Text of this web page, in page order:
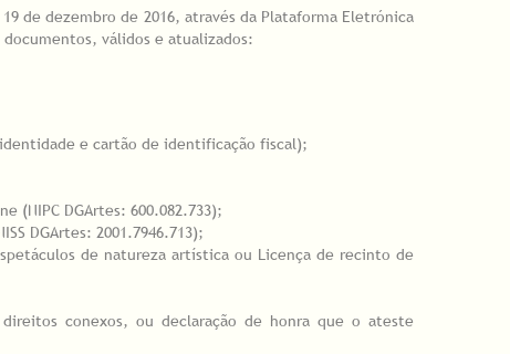
de dezembro de 2016, através da Plataforma Eletrónica
válidos e atualizados:
e cartão de identificação fiscal);
(NIPC DGArtes: 600.082.733);
DGArtes: 2001.7946.713);
de natureza artística ou Licença de recinto de
conexos, ou declaração de honra que o ateste